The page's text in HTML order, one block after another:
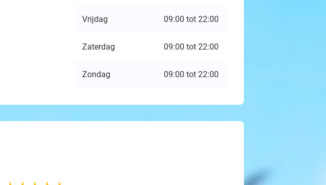
Vrijdag 09:00 tot 22:00
Zaterdag 09:00 tot 22:00
Zondag 09:00 tot 22:00